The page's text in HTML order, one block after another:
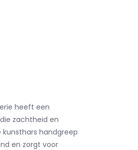
heeft een
zachtheid en
handgreep
en zorgt voor